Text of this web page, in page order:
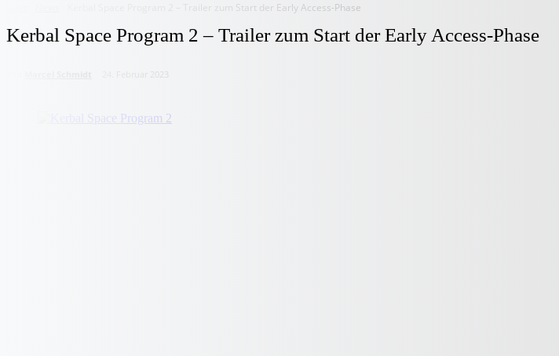
Kerbal Space Program 2 – Trailer zum Start der Early Access-Phase
Kerbal Space Program 2 – Trailer zum Start der Early Access-Phase
24. Februar 2023